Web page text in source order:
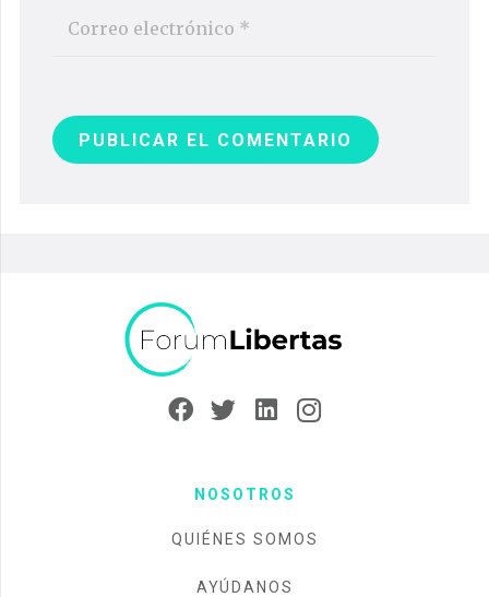
PUBLICAR EL COMENTARIO
NOSOTROS
QUIÉNES SOMOS
AYÚDANOS